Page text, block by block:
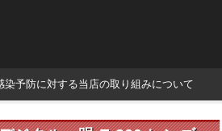
染予防に対する当店の取り組みについて